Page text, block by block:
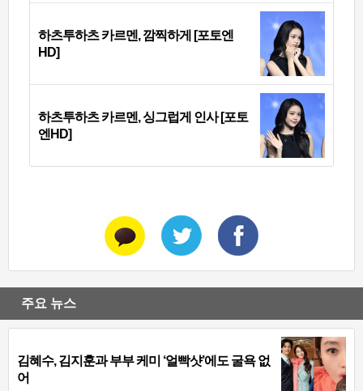
하츠투하츠 카르멘, 깜찍하게 [포토엔
HD]
하츠투하츠 카르멘, 싱그럽게 인사 [포토
엔HD]
주요 뉴스
김혜수, 김지훈과 부부 케미 ‘얼빡샷’에도 굴욕 없
어